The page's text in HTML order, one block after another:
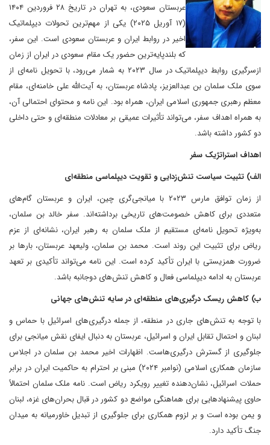
عربستان سعودی، به تهران در تاریخ ۲۸ فروردین ۱۴۰۴
(۱۷ آوریل ۲۰۲۵) یکی از مهم‌ترین تحولات دیپلماتیک
اخیر در روابط ایران و عربستان سعودی است. این سفر،
که بلندپایه‌ترین حضور یک مقام سعودی در ایران از زمان
ازسرگیری روابط دیپلماتیک در سال ۲۰۲۳ به شمار می‌رود، با تحویل نامه‌ای از
سوی ملک سلمان بن عبدالعزیز، پادشاه عربستان، به آیت‌الله علی خامنه‌ای، مقام
معظم رهبری جمهوری اسلامی ایران، همراه بود. این نامه و محتوای احتمالی آن،
به همراه اهداف سفر، می‌تواند تأثیرات عمیقی بر معادلات منطقه‌ای و حتی داخلی
دو کشور داشته باشد.
اهداف استراتژیک سفر
الف) تثبیت سیاست تنش‌زدایی و تقویت دیپلماسی منطقه‌ای
از زمان توافق مارس ۲۰۲۳ با میانجی‌گری چین، ایران و عربستان گام‌های
متعددی برای کاهش خصومت‌های تاریخی برداشته‌اند. سفر خالد بن سلمان،
به‌ویژه تحویل نامه‌ای مستقیم از ملک سلمان به رهبر ایران، نشانه‌ای از عزم
ریاض برای تثبیت این روند است. محمد بن سلمان، ولیعهد عربستان، بارها بر
ضرورت همزیستی با ایران تأکید کرده است. این نامه می‌تواند تأکیدی بر تعهد
عربستان به ادامه دیپلماسی فعال و کاهش تنش‌های دوجانبه باشد.
ب) کاهش ریسک درگیری‌های منطقه‌ای در سایه تنش‌های جهانی
با توجه به تنش‌های جاری در منطقه، از جمله درگیری‌های اسرائیل با حماس و
لبنان و احتمال تقابل ایران و اسرائیل، عربستان به دنبال ایفای نقش میانجی برای
جلوگیری از گسترش درگیری‌هاست. اظهارات اخیر محمد بن سلمان در اجلاس
سازمان همکاری اسلامی (نوامبر ۲۰۲۴) مبنی بر احترام به حاکمیت ایران در برابر
حملات اسرائیل، نشان‌دهنده تغییر رویکرد ریاض است. نامه ملک سلمان احتمالاً
حاوی پیشنهادهایی برای هماهنگی مواضع دو کشور در قبال بحران‌های غزه، لبنان
و یمن بوده است و بر لزوم همکاری برای جلوگیری از تبدیل خاورمیانه به میدان
جنگ تأکید دارد.